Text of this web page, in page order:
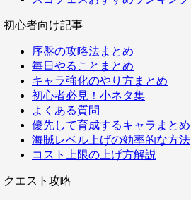
初心者向け記事
序盤の攻略法まとめ
毎日やることまとめ
キャラ強化のやり方まとめ
初心者必見！小ネタ集
よくある質問
優先して育成するキャラまとめ
海賊レベル上げの効率的な方法
コスト上限の上げ方解説
クエスト攻略